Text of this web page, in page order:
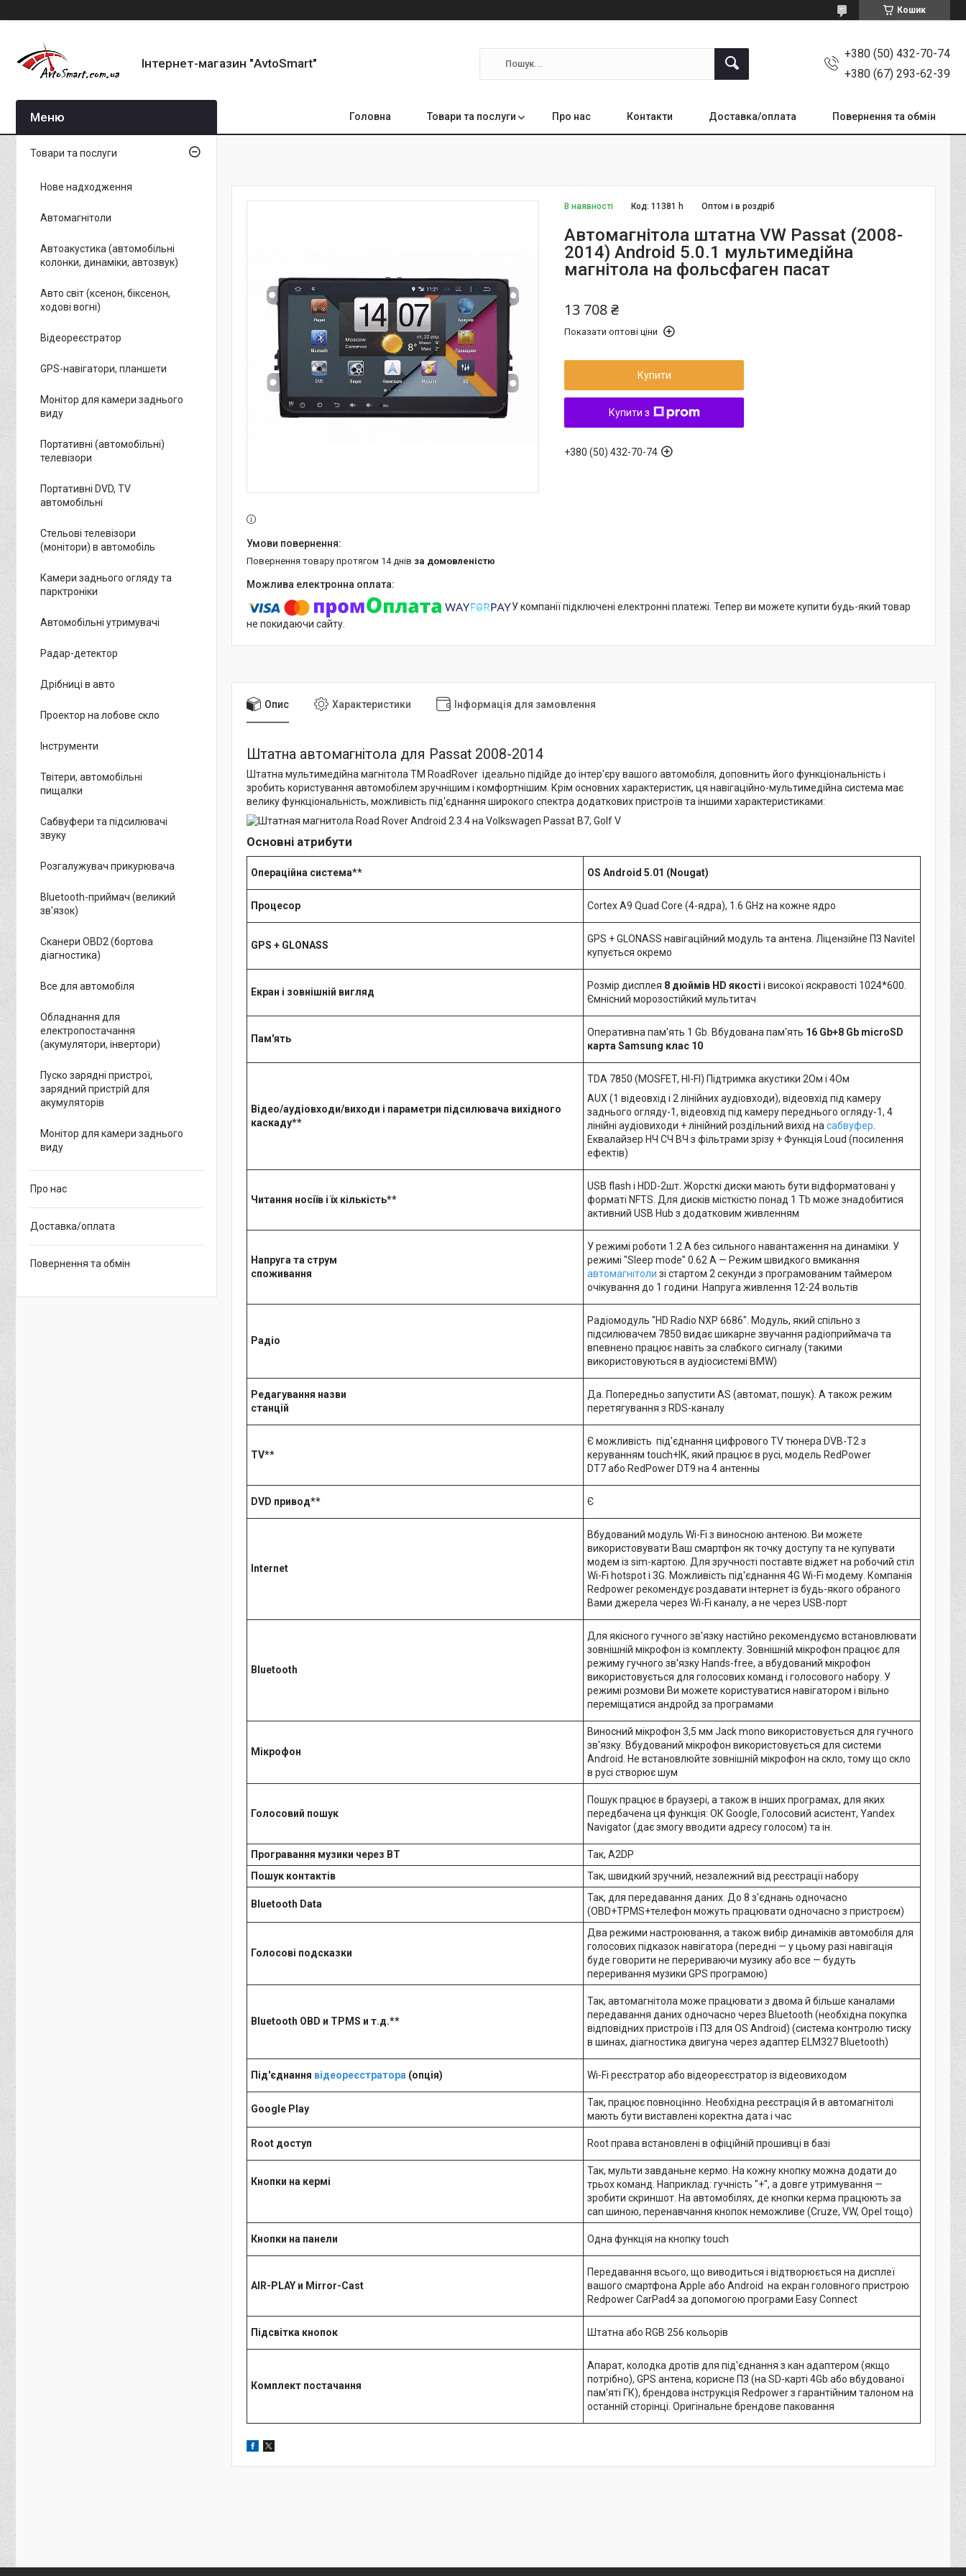
Кошик
Інтернет-магазин "AvtoSmart"
+380 (50) 432-70-74
+380 (67) 293-62-39
Головна Товари та послуги Про нас Контакти Доставка/оплата Повернення та обмін
В наявності Оптом і в роздріб
Код:11381 h
Автомагнітола штатна VW Passat (2008-
2014) Android 5.0.1 мультимедійна
магнітола на фольсфаген пасат
13 708 ₴
Показати оптові ціни
Купити
Купити з
+380 (50) 432-70-74
повернення товару протягом 14 днів за домовленістю
У компанії підключені електронні платежі. Тепер ви можете купити будь-який товар
не покидаючи сайту.
Опис Характеристики Інформація для замовлення
Штатна автомагнітола для Passat 2008-2014
Штатна мультимедійна магнітола ТМ RoadRover ідеально підійде до інтер'єру вашого автомобіля, доповнить його функціональність і
зробить користування автомобілем зручнішим і комфортнішим. Крім основних характеристик, ця навігаційно-мультимедійна система має
велику функціональність, можливість під'єднання широкого спектра додаткових пристроїв та іншими характеристиками:
Основні атрибути
Операційна система** OS Android 5.01 (Nougat)
Процесор Сortex A9 Quad Core (4-ядра), 1.6 GHz на кожне ядро
GPS + GLONASS
GPS + GLONASS навігаційний модуль та антена. Ліцензійне ПЗ Navitel
купується окремо
Екран і зовнішній вигляд
Розмір дисплея 8 дюймів HD якості і високої яскравості 1024*600.
Ємнісний морозостійкий мультитач
Пам'ять
Оперативна пам'ять 1 Gb. Вбудована пам'ять 16 Gb+8 Gb microSD
карта Samsung клас 10
Відео/аудіовходи/виходи і параметри підсилювача вихідного
каскаду**
TDA 7850 (MOSFET, HI-FI) Підтримка акустики 2Ом і 4Ом
AUX (1 відеовхід і 2 лінійних аудіовходи), відеовхід під камеру
заднього огляду-1, відеовхід під камеру переднього огляду-1, 4
лінійні аудіовиходи + лінійний роздільний вихід насабвуфер.
Еквалайзер НЧ СЧ ВЧ з фільтрами зрізу + Функція Loud (посилення
ефектів)
Читання носіїв і їх кількість**
USB flash і HDD-2шт. Жорсткі диски мають бути відформатовані у
форматі NFTS. Для дисків місткістю понад 1 Tb може знадобитися
активний USB Hub з додатковим живленням
Напруга та струм
споживання
У режимі роботи 1.2 A без сильного навантаження на динаміки. У
режимі "Sleep mode" 0.62 A — Режим швидкого вмикання
автомагнітоли зі стартом 2 секунди з програмованим таймером
очікування до 1 години. Напруга живлення 12-24 вольтів
Радіо
Радіомодуль "HD Radio NXP 6686". Модуль, який спільно з
підсилювачем 7850 видає шикарне звучання радіоприймача та
впевнено працює навіть за слабкого сигналу (такими
використовуються в аудіосистемі BMW)
Редагування назви
станцій
Да. Попередньо запустити AS (автомат, пошук). А також режим
перетягування з RDS-каналу
ТV**
Є можливість під'єднання цифрового ТV тюнера DVB-T2 з
керуванням touch+ІК, який працює в русі, модель RedPower
DT7 або RedPower DT9 на 4 антенны
DVD привод** Є
Internet
Вбудований модуль Wi-Fi з виносною антеною. Ви можете
використовувати Ваш смартфон як точку доступу та не купувати
модем із sim-картою. Для зручності поставте віджет на робочий стіл
Wi-Fi hotspot і 3G. Можливість під'єднання 4G Wi-Fi модему. Компанія
Redpower рекомендує роздавати інтернет із будь-якого обраного
Вами джерела через Wi-Fi каналу, а не через USB-порт
Bluetooth
Для якісного гучного зв'язку настійно рекомендуємо встановлювати
зовнішній мікрофон із комплекту. Зовнішній мікрофон працює для
режиму гучного зв'язку Hands-free, а вбудований мікрофон
використовується для голосових команд і голосового набору. У
режимі розмови Ви можете користуватися навігатором і вільно
переміщатися андройд за програмами
Мікрофон
Виносний мікрофон 3,5 мм Jack mono використовується для гучного
зв'язку. Вбудований мікрофон використовується для системи
Android. Не встановлюйте зовнішній мікрофон на скло, тому що скло
в русі створює шум
Голосовий пошук
Пошук працює в браузері, а також в інших програмах, для яких
передбачена ця функція: ОК Google, Голосовий асистент, Yandex
Navigator (дає змогу вводити адресу голосом) та ін.
Програвання музики через BT
Так, A2DP
Пошук контактів
Так, швидкий зручний, незалежний від реєстрації набору
Bluetooth Data
Так, для передавання даних. До 8 з'єднань одночасно
(OBD+TPMS+телефон можуть працювати одночасно з пристроєм)
Голосові подсказки
Два режими настроювання, а також вибір динаміків автомобіля для
голосових підказок навігатора (передні — у цьому разі навігація
буде говорити не перериваючи музику або все — будуть
переривання музики GPS програмою)
Bluetooth OBD и TPMS и т.д.**
Так, автомагнітола може працювати з двома й більше каналами
передавання даних одночасно через Bluetooth (необхідна покупка
відповідних пристроїв і ПЗ для OS Android) (система контролю тиску
в шинах, діагностика двигуна через адаптер ELM327 Bluetooth)
Під'єднання відеореєстратора (опція) Wi-Fi реєстратор або відеореєстратор із відеовиходом
Google Play
Так, працює повноцінно. Необхідна реєстрація й в автомагнітолі
мають бути виставлені коректна дата і час
Root доступ Root права встановлені в офіційній прошивці в базі
Кнопки на кермі
Так, мульти завданьне кермо. На кожну кнопку можна додати до
трьох команд. Наприклад: гучність "+", а довге утримування —
зробити скриншот. На автомобілях, де кнопки керма працюють за
can шиною, перенавчання кнопок неможливе (Cruze, VW, Opel тощо)
Кнопки на панели Одна функція на кнопку touch
AIR-PLAY и Mirror-Cast
Передавання всього, що виводиться і відтворюється на дисплеї
вашого смартфона Apple або Android на екран головного пристрою
Redpower CarPad4 за допомогою програми Easy Connect
Підсвітка кнопок Штатна або RGB 256 кольорів
Комплект постачання
Апарат, колодка дротів для під'єднання з кан адаптером (якщо
потрібно), GPS антена, корисне ПЗ (на SD-карті 4Gb або вбудованої
пам'яті ГК), брендова інструкція Redpower з гарантійним талоном на
останній сторінці. Оригінальне брендове паковання
Товари та послуги
Нове надходження
Автомагнітоли
Автоакустика (автомобільні
колонки, динаміки, автозвук)
Авто світ (ксенон, біксенон,
ходові вогні)
Відеореєстратор
GPS-навігатори, планшети
Монітор для камери заднього
виду
Портативні (автомобільні)
телевізори
Портативні DVD, TV
автомобільні
Стельові телевізори
(монітори) в автомобіль
Камери заднього огляду та
парктроніки
Автомобільні утримувачі
Радар-детектор
Дрібниці в авто
Проектор на лобове скло
Інструменти
Твітери, автомобільні
пищалки
Сабвуфери та підсилювачі
звуку
Розгалужувач прикурювача
Bluetooth-приймач (великий
зв'язок)
Сканери OBD2 (бортова
діагностика)
Все для автомобіля
Обладнання для
електропостачання
(акумулятори, інвертори)
Пуско зарядні пристрої,
зарядний пристрій для
акумуляторів
Монітор для камери заднього
виду
Про нас
Доставка/оплата
Повернення та обмін